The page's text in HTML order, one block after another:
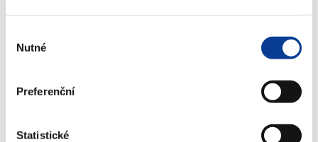
souhlasu
Nutné
Preferenční
Statistické
Ve středu 5.10.2011 (14:00) eviduje MF objednávky spořicích
5,6 mld. Kč. Objednávky musí být uhrazeny ve lhůtě pěti